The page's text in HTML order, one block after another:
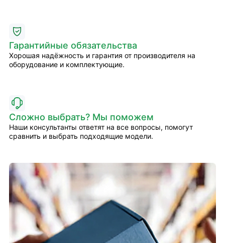
Гарантийные обязательства
Хорошая надёжность и гарантия от производителя на
оборудование и комплектующие.
Сложно выбрать? Мы поможем
Наши консультанты ответят на все вопросы, помогут
сравнить и выбрать подходящие модели.